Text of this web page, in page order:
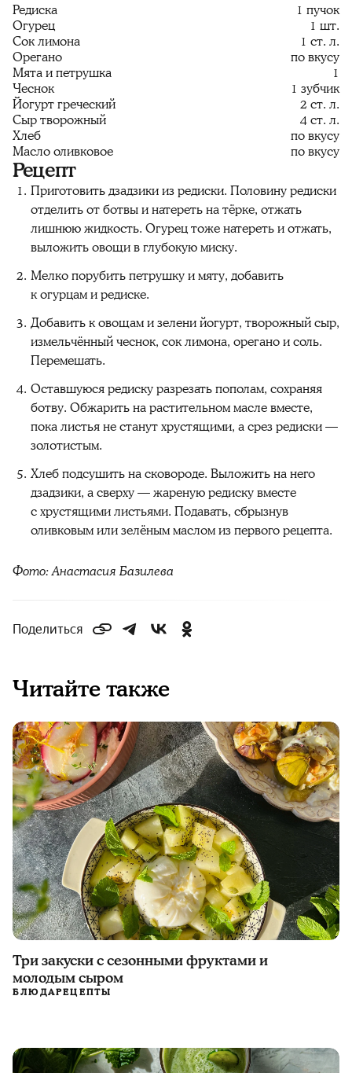
Редиска
1 пучок
Огурец
1 шт.
Сок лимона
1 ст. л.
Орегано
по вкусу
Мята и петрушка
1
Чеснок
1 зубчик
Йогурт греческий
2 ст. л.
Сыр творожный
4 ст. л.
Хлеб
по вкусу
Масло оливковое
по вкусу
Рецепт
Приготовить дзадзики из редиски. Половину редиски
отделить от ботвы и натереть на тёрке, отжать
лишнюю жидкость. Огурец тоже натереть и отжать,
выложить овощи в глубокую миску.
Мелко порубить петрушку и мяту, добавить
к огурцам и редиске.
Добавить к овощам и зелени йогурт, творожный сыр,
измельчённый чеснок, сок лимона, орегано и соль.
Перемешать.
Оставшуюся редиску разрезать пополам, сохраняя
ботву. Обжарить на растительном масле вместе,
пока листья не станут хрустящими, а срез редиски —
золотистым.
Хлеб подсушить на сковороде. Выложить на него
дзадзики, а сверху — жареную редиску вместе
с хрустящими листьями. Подавать, сбрызнув
оливковым или зелёным маслом из первого рецепта.
Фото: Анастасия Базилева
Поделиться
Читайте также
Три закуски с сезонными фруктами и
молодым сыром
БЛЮДАРЕЦЕПТЫ